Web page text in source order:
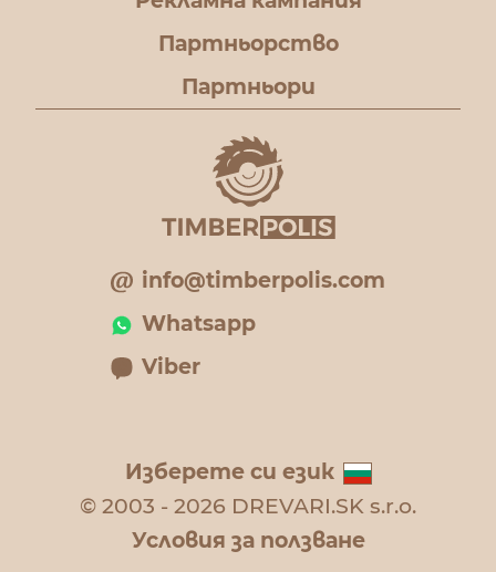
Партньорство
Партньори
info@timberpolis.com
Whatsapp
Viber
Изберете си език
© 2003 - 2026 DREVARI.SK s.r.o.
Условия за ползване